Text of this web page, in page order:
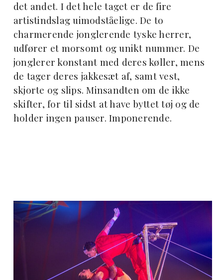
det andet. I det hele taget er de fire
artistindslag uimodståelige. De to
charmerende jonglerende tyske herrer,
udfører et morsomt og unikt nummer. De
jonglerer konstant med deres køller, mens
de tager deres jakkesæt af, samt vest,
skjorte og slips. Minsandten om de ikke
skifter, for til sidst at have byttet tøj og de
holder ingen pauser. Imponerende.